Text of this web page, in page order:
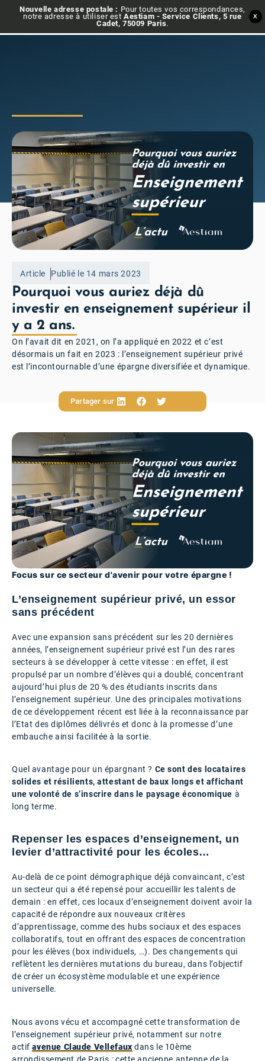
X
Nouvelle adresse postale : Pour toutes vos correspondances,
notre adresse à utiliser estAestiam - Service Clients, 5 rue
Cadet, 75009 Paris.
Article Publié le 14 mars 2023
Pourquoi vous auriez déjà dû
investir en enseignement supérieur il
y a 2 ans.
On l’avait dit en 2021, on l’a appliqué en 2022 et c’est
désormais un fait en 2023 : l’enseignement supérieur privé
est l’incontournable d’une épargne diversifiée et dynamique.
Partager sur
Focus sur ce secteur d'avenir pour votre épargne !
L’enseignement supérieur privé, un essor
sans précédent
Avec une expansion sans précédent sur les 20 dernières
années, l’enseignement supérieur privé est l’un des rares
secteurs à se développer à cette vitesse : en effet, il est
propulsé par un nombre d’élèves qui a doublé, concentrant
aujourd’hui plus de 20 % des étudiants inscrits dans
l’enseignement supérieur. Une des principales motivations
de ce développement récent est liée à la reconnaissance par
l’Etat des diplômes délivrés et donc à la promesse d’une
embauche ainsi facilitée à la sortie.
Quel avantage pour un épargnant ? Ce sont des locataires
solides et résilients, attestant de baux longs et affichant
une volonté de s’inscrire dans le paysage économique à
long terme.
Repenser les espaces d’enseignement, un
levier d’attractivité pour les écoles…
Au-delà de ce point démographique déjà convaincant, c’est
un secteur qui a été repensé pour accueillir les talents de
demain : en effet, ces locaux d’enseignement doivent avoir la
capacité de répondre aux nouveaux critères
d’apprentissage, comme des hubs sociaux et des espaces
collaboratifs, tout en offrant des espaces de concentration
pour les élèves (box individuels, …). Des changements qui
reflètent les dernières mutations du bureau, dans l’objectif
de créer un écosystème modulable et une expérience
universelle.
Nous avons vécu et accompagné cette transformation de
l’enseignement supérieur privé, notamment sur notre
actifavenue Claude Vellefaux dans le 10ème